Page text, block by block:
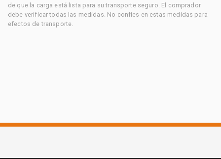
de que la carga está lista para su transporte seguro. El comprador
debe verificar todas las medidas. No confíes en estas medidas para
efectos de transporte.